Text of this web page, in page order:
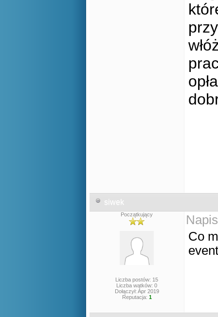
siwek
Początkujący
Liczba postów: 15
Liczba wątków: 0
Dołączył: Apr 2019
Reputacja: 1
Co